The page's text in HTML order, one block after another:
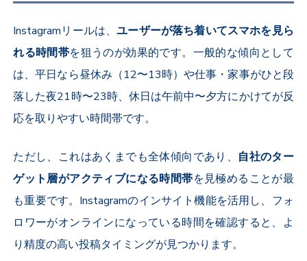
Instagramリールは、ユーザーが落ち着いてスマホを見ら
れる時間帯を狙うのが効果的です。一般的な傾向として
は、平日なら昼休み（12〜13時）や仕事・家事がひと段
落した夜21時〜23時、休日は午前中〜夕方にかけてが反
応を取りやすい時間帯です。
ただし、これはあくまでも全体傾向であり、 自社のター
ゲット層がアクティブになる時間帯を見極めることが最
も重要です。 Instagramのインサイト機能を活用し、フォ
ロワーがオンラインになっている時間を確認すると、よ
り精度の高い投稿タイミングが見つかります。